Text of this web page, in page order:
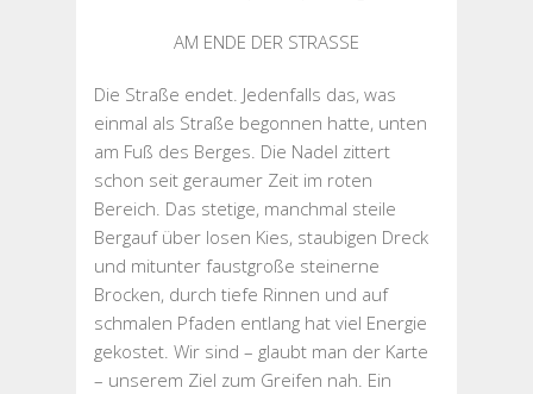
AM ENDE DER STRASSE
Die Straße endet. Jedenfalls das, was
einmal als Straße begonnen hatte, unten
am Fuß des Berges. Die Nadel zittert
schon seit geraumer Zeit im roten
Bereich. Das stetige, manchmal steile
Bergauf über losen Kies, staubigen Dreck
und mitunter faustgroße steinerne
Brocken, durch tiefe Rinnen und auf
schmalen Pfaden entlang hat viel Energie
gekostet. Wir sind – glaubt man der Karte
– unserem Ziel zum Greifen nah. Ein